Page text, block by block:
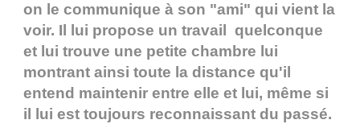
on le communique à son "ami" qui vient la
voir. Il lui propose un travail quelconque
et lui trouve une petite chambre lui
montrant ainsi toute la distance qu'il
entend maintenir entre elle et lui, même si
il lui est toujours reconnaissant du passé.